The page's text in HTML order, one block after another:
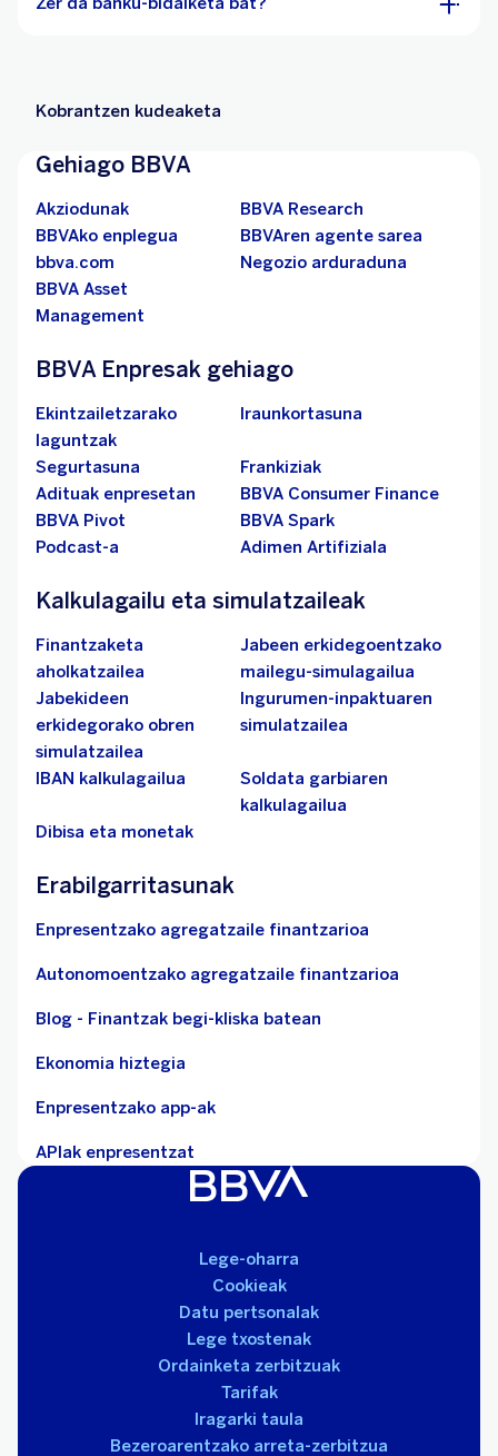
Kobrantzen kudeaketa
Gehiago BBVA
Akziodunak
BBVA Research
BBVAko enplegua
BBVAren agente sarea
bbva.com
Negozio arduraduna
BBVA Asset
Management
BBVA Enpresak gehiago
Ekintzailetzarako
laguntzak
Iraunkortasuna
Segurtasuna
Frankiziak
Adituak enpresetan
BBVA Consumer Finance
BBVA Pivot
BBVA Spark
Podcast-a
Adimen Artifiziala
Kalkulagailu eta simulatzaileak
Finantzaketa
aholkatzailea
Jabeen erkidegoentzako
mailegu-simulagailua
Jabekideen
erkidegorako obren
simulatzailea
Ingurumen-inpaktuaren
simulatzailea
IBAN kalkulagailua
Soldata garbiaren
kalkulagailua
Dibisa eta monetak
Erabilgarritasunak
Enpresentzako agregatzaile finantzarioa
Autonomoentzako agregatzaile finantzarioa
Blog - Finantzak begi-kliska batean
Ekonomia hiztegia
Enpresentzako app-ak
APIak enpresentzat
Lege-oharra
Cookieak
Datu pertsonalak
Lege txostenak
Ordainketa zerbitzuak
Tarifak
Iragarki taula
Bezeroarentzako arreta-zerbitzua